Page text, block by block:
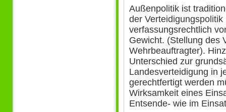
Außenpolitik ist
der
verfassungsrechtlich
Gewicht. (Stellung des
Wehrbeauftragter).
Unterschied zur
Landesverteidigung in
gerechtfertigt werden
Wirksamkeit eines
Entsende- wie im